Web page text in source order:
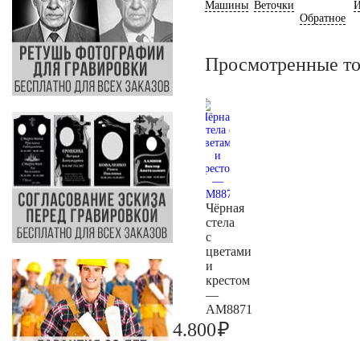
Машины Веточки
Обратное
Просмотренные
Чёрная
стела
с
цветами
и
крестом
—
AM8871
4.800₽